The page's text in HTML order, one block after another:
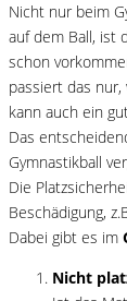
Nicht nur beim
auf dem Ball, ist
schon
passiert das
kann auch ein
Das
Gymnastikball
Die
Beschädigung,
Dabei gibt es im
Nicht